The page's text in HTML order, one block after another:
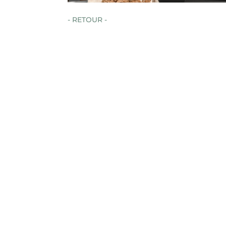
- RETOUR -